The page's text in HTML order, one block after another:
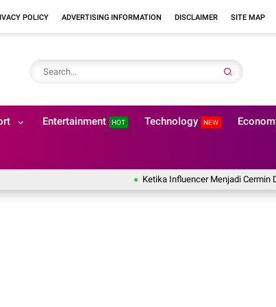
POLICY ADVERTISING INFORMATION DISCLAIMER SITE MAP
Entertainment HOT Technology NEW
Ketika Influencer Menjadi Cermin Diri di